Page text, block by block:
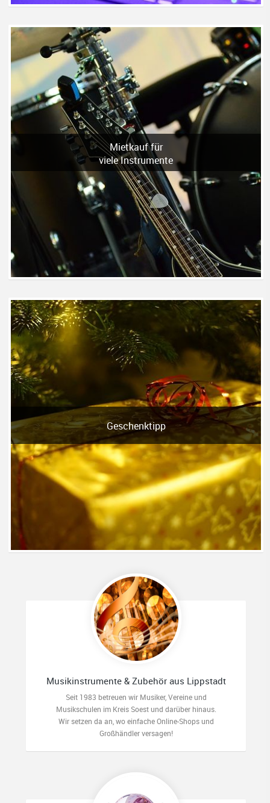
Mietkauf für
viele Instrumente
Geschenktipp
Musikinstrumente & Zubehör aus Lippstadt
Seit 1983 betreuen wir Musiker, Vereine und
Musikschulen im Kreis Soest und darüber hinaus.
Wir setzen da an, wo einfache Online-Shops und
Großhändler versagen!